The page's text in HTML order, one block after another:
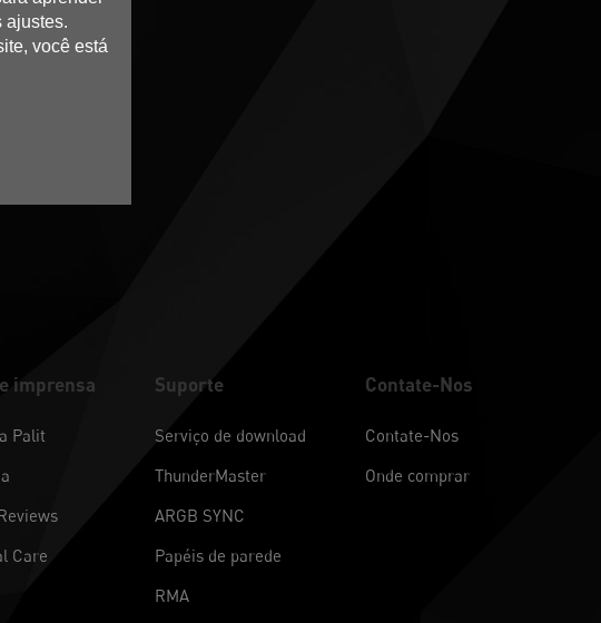
ajustes.
você está
imprensa
Palit
Care
Suporte
Serviço de download
ThunderMaster
ARGB SYNC
Papéis de parede
RMA
Contate-Nos
Contate-Nos
Onde comprar